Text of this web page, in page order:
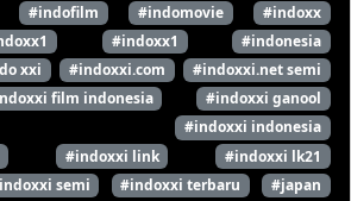
#indofilm #indomovie
#indoxx
#indoxx1
#indonesia
xxi #indoxxi.com
#indoxxi.net semi
film indonesia
#indoxxi ganool
#indoxxi indonesia
#indoxxi link
#indoxxi lk21
semi #indoxxi terbaru
#japan